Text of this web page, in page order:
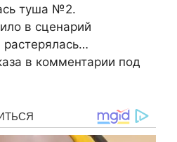
туша №2.
в сценарий
в комментарии под